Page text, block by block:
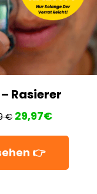
Rasierer
€ 29,97€
👉